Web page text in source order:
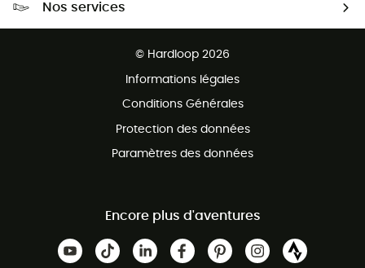
Nos services
© Hardloop 2026
Informations légales
Conditions Générales
Protection des données
Paramètres des données
Encore plus d'aventures